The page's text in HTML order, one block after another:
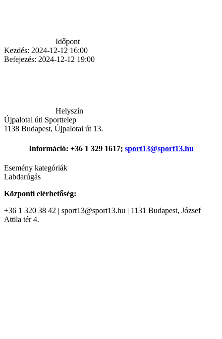
Időpont
Kezdés: 2024-12-12 16:00
Befejezés: 2024-12-12 19:00
Helyszín
Újpalotai úti Sporttelep
1138 Budapest, Újpalotai út 13.
Információ: +36 1 329 1617; sport13@sport13.hu
Esemény kategóriák
Labdarúgás
Központi elérhetőség:
+36 1 320 38 42 | sport13@sport13.hu | 1131 Budapest, József
Attila tér 4.